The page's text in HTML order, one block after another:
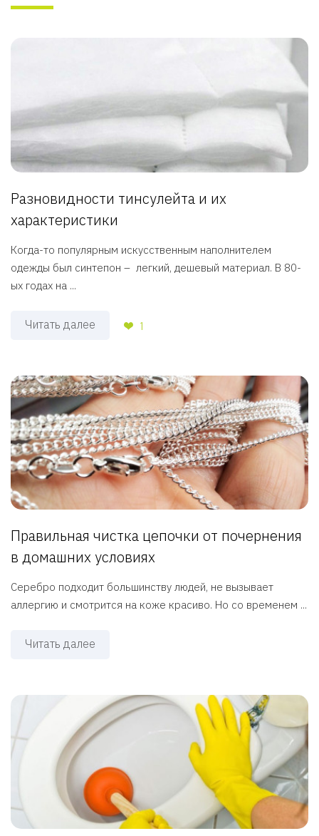
Разновидности тинсулейта и их
характеристики
Когда-то популярным искусственным наполнителем
одежды был синтепон – легкий, дешевый материал. В 80-
ых годах на ...
Читать далее 1
Правильная чистка цепочки от почернения
в домашних условиях
Серебро подходит большинству людей, не вызывает
аллергию и смотрится на коже красиво. Но со временем ...
Читать далее